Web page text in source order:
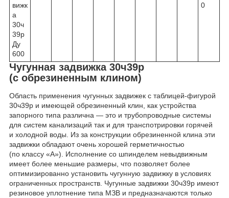
вижк
а
30ч
39р
Ду
600
0
Чугунная задвижка 30ч39р
(с обрезиненным клином)
Область применения чугунных задвижек с таблицей-фигурой
30ч39р и имеющей обрезиненный клин, как устройства
запорного типа различна — это и трубопроводные системы
для систем канализаций так и для транспотрировки горячей
и холодной воды. Из за конструкции обрезиненной клина эти
задвижки обладают очень хорошей герметичностью
(по классу «А»). Исполнение со шпинделем невыдвижным
имеет более меньшие размеры, что позволяет более
оптимизированно установить чугунную задвижку в условиях
ограниченных пространств. Чугунные задвижки 30ч39р имеют
резиновое уплотнение типа МЗВ и предназначаются только